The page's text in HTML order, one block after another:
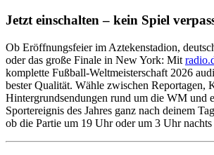
Jetzt einschalten – kein Spiel
Ob Eröffnungsfeier im Aztekenstadion,
oder das große Finale in New York: Mit
komplette Fußball-Weltmeisterschaft 2026
bester Qualität. Wähle zwischen Reportagen,
Hintergrundsendungen rund um die WM und
Sportereignis des Jahres ganz nach deinem
ob die Partie um 19 Uhr oder um 3 Uhr